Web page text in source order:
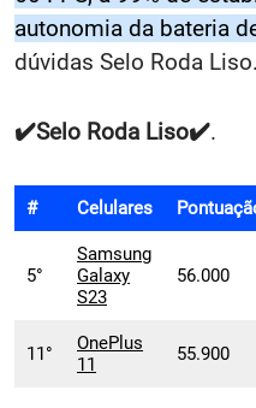
autonomia da bateria
dúvidas Selo Roda Liso.
✔️Selo Roda Liso✔️.
# Celulares
5°
Samsung
Galaxy
S23
56.000
11°
OnePlus
11
55.900